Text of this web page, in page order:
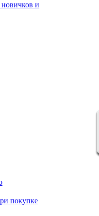
и
покупке